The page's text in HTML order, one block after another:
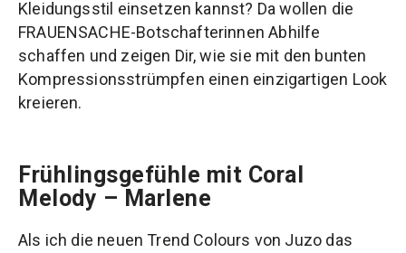
Kleidungsstil einsetzen kannst? Da wollen die
FRAUENSACHE-Botschafterinnen Abhilfe
schaffen und zeigen Dir, wie sie mit den bunten
Kompressionsstrümpfen einen einzigartigen Look
kreieren.
Frühlingsgefühle mit Coral
Melody – Marlene
Als ich die neuen Trend Colours von Juzo das